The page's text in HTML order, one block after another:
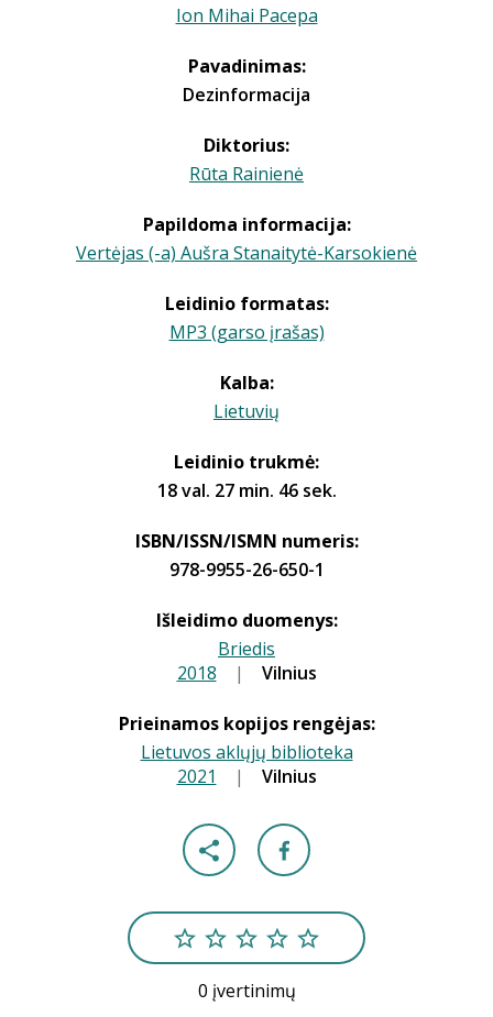
Ion Mihai Pacepa
Pavadinimas:
Dezinformacija
Diktorius:
Rūta Rainienė
Papildoma informacija:
Vertėjas (-a) Aušra Stanaitytė-Karsokienė
Leidinio formatas:
MP3 (garso įrašas)
Kalba:
Lietuvių
Leidinio trukmė:
18 val. 27 min. 46 sek.
ISBN/ISSN/ISMN numeris:
978-9955-26-650-1
Išleidimo duomenys:
Briedis
2018 | Vilnius
Prieinamos kopijos rengėjas:
Lietuvos aklųjų biblioteka
2021 | Vilnius
0 įvertinimų